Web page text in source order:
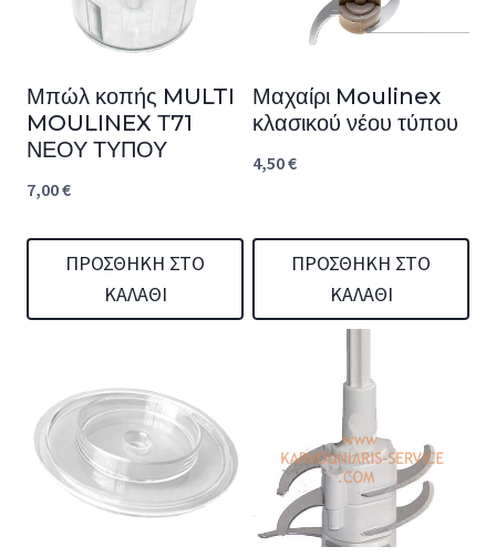
Μπώλ κοπής MULTI
MOULINEX Τ71
ΝΕΟΥ ΤΥΠΟΥ
7,00€
ΠΡΟΣΘΉΚΗ ΣΤΟ
ΚΑΛΆΘΙ
Μαχαίρι Moulinex
κλασικού νέου τύπου
4,50€
ΠΡΟΣΘΉΚΗ ΣΤΟ
ΚΑΛΆΘΙ